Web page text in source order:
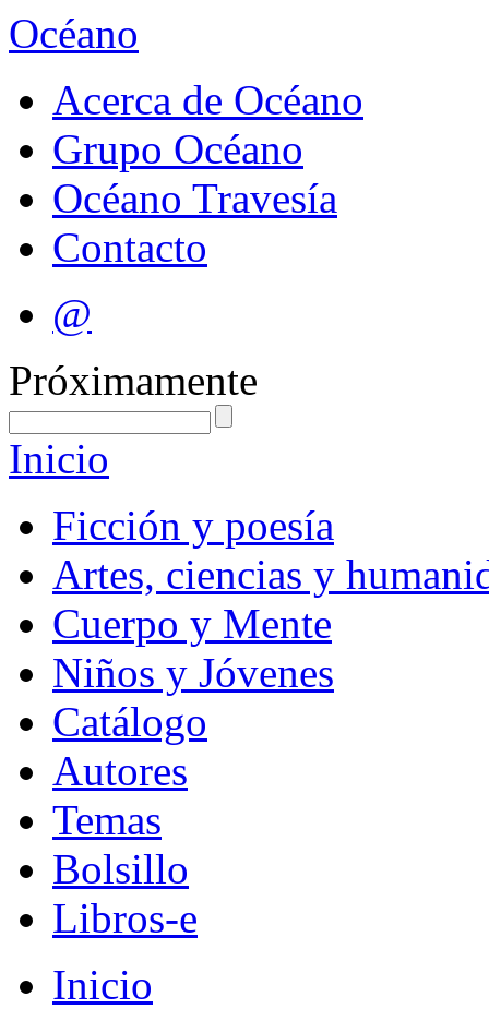
Océano
Acerca de Océano
Grupo Océano
Océano Travesía
Contacto
@
Próximamente
Inicio
Ficción y poesía
Artes, ciencias y
Cuerpo y Mente
Niños y Jóvenes
Catálogo
Autores
Temas
Bolsillo
Libros-e
Inicio